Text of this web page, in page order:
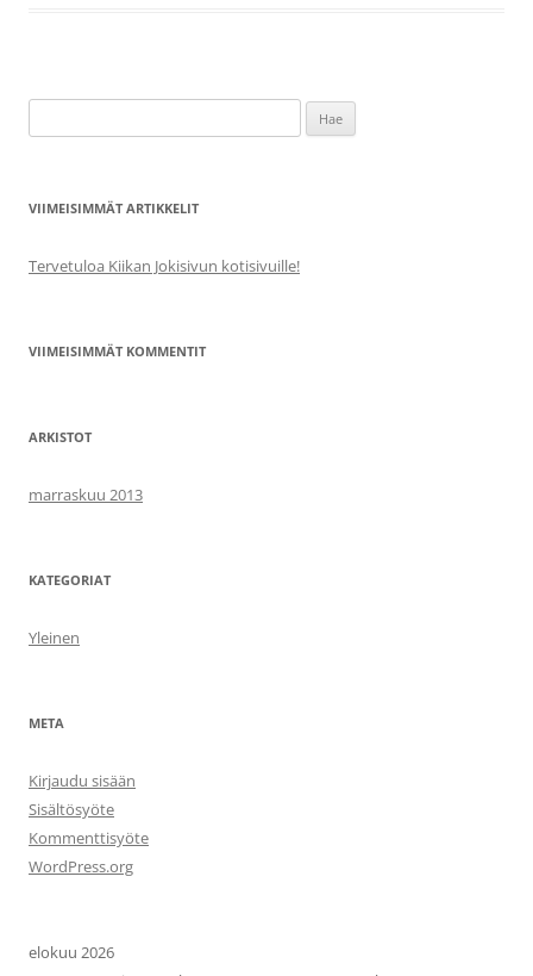
VIIMEISIMMÄT ARTIKKELIT
Tervetuloa Kiikan Jokisivun kotisivuille!
VIIMEISIMMÄT KOMMENTIT
ARKISTOT
marraskuu 2013
KATEGORIAT
Yleinen
META
Kirjaudu sisään
Sisältösyöte
Kommenttisyöte
WordPress.org
elokuu 2026